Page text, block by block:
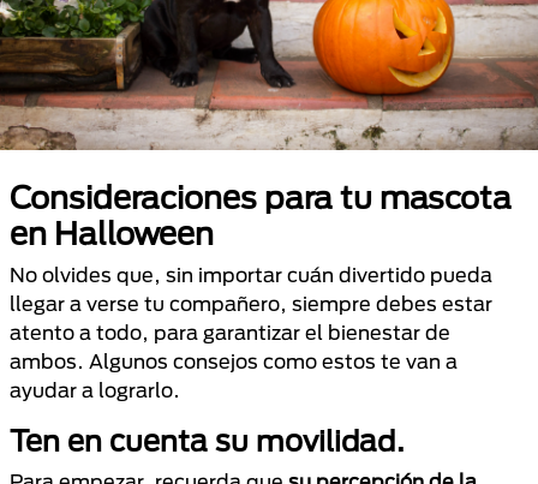
Consideraciones para tu mascota
en Halloween
No olvides que, sin importar cuán divertido pueda
llegar a verse tu compañero, siempre debes estar
atento a todo, para garantizar el bienestar de
ambos. Algunos consejos como estos te van a
ayudar a lograrlo.
Ten en cuenta su movilidad.